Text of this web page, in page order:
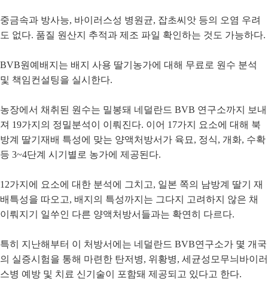
중금속과 방사능, 바이러스성 병원균, 잡초씨앗 등의 오염 우려
도 없다. 품질 원산지 추적과 제조 파일 확인하는 것도 가능하다.
BVB원예배지는 배지 사용 딸기농가에 대해 무료로 원수 분석
및 책임컨설팅을 실시한다.
농장에서 채취된 원수는 밀봉돼 네덜란드 BVB 연구소까지 보내
져 19가지의 정밀분석이 이뤄진다. 이어 17가지 요소에 대해 북
방계 딸기재배 특성에 맞는 양액처방서가 육묘, 정식, 개화, 수확
등 3~4단계 시기별로 농가에 제공된다.
12가지에 요소에 대한 분석에 그치고, 일본 쪽의 남방계 딸기 재
배특성을 따오고, 배지의 특성까지는 그다지 고려하지 않은 채
이뤄지기 일쑤인 다른 양액처방서들과는 확연히 다르다.
특히 지난해부터 이 처방서에는 네덜란드 BVB연구소가 몇 개국
의 실증시험을 통해 마련한 탄저병, 위황병, 세균성모무늬바이러
스병 예방 및 치료 신기술이 포함돼 제공되고 있다고 한다.